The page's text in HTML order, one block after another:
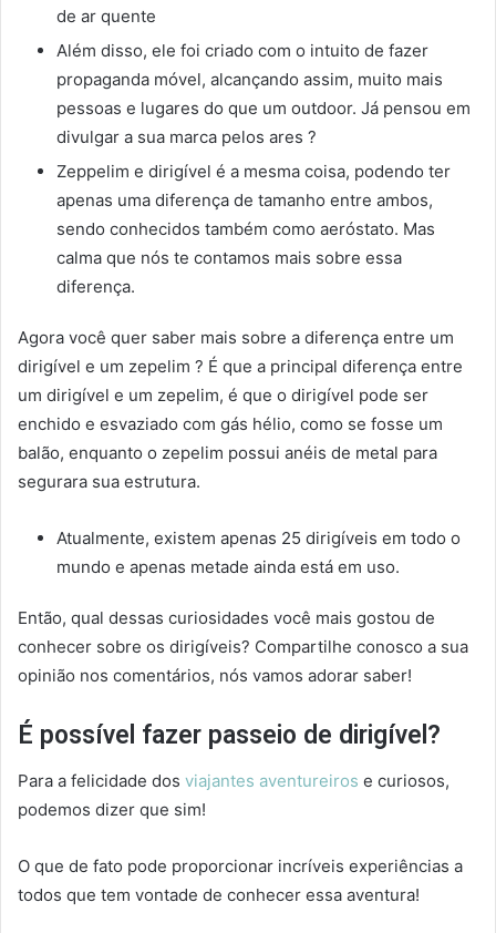
de ar quente
Além disso, ele foi criado com o intuito de fazer
propaganda móvel, alcançando assim, muito mais
pessoas e lugares do que um outdoor. Já pensou em
divulgar a sua marca pelos ares ?
Zeppelim e dirigível é a mesma coisa, podendo ter
apenas uma diferença de tamanho entre ambos,
sendo conhecidos também como aeróstato. Mas
calma que nós te contamos mais sobre essa
diferença.
Agora você quer saber mais sobre a diferença entre um
dirigível e um zepelim ? É que a principal diferença entre
um dirigível e um zepelim, é que o dirigível pode ser
enchido e esvaziado com gás hélio, como se fosse um
balão, enquanto o zepelim possui anéis de metal para
segurara sua estrutura.
Atualmente, existem apenas 25 dirigíveis em todo o
mundo e apenas metade ainda está em uso.
Então, qual dessas curiosidades você mais gostou de
conhecer sobre os dirigíveis? Compartilhe conosco a sua
opinião nos comentários, nós vamos adorar saber!
É possível fazer passeio de dirigível?
Para a felicidade dos viajantes aventureiros e curiosos,
podemos dizer que sim!
O que de fato pode proporcionar incríveis experiências a
todos que tem vontade de conhecer essa aventura!